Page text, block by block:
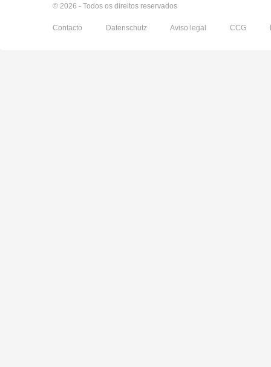
© 2026 - Todos os direitos reservados
Contacto Datenschutz Aviso legal CCG